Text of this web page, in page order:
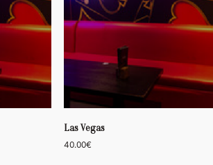
Las Vegas
40.00€